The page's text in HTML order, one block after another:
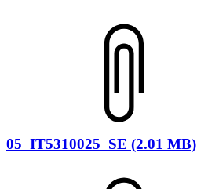
05_IT5310025_SE (2.01 MB)